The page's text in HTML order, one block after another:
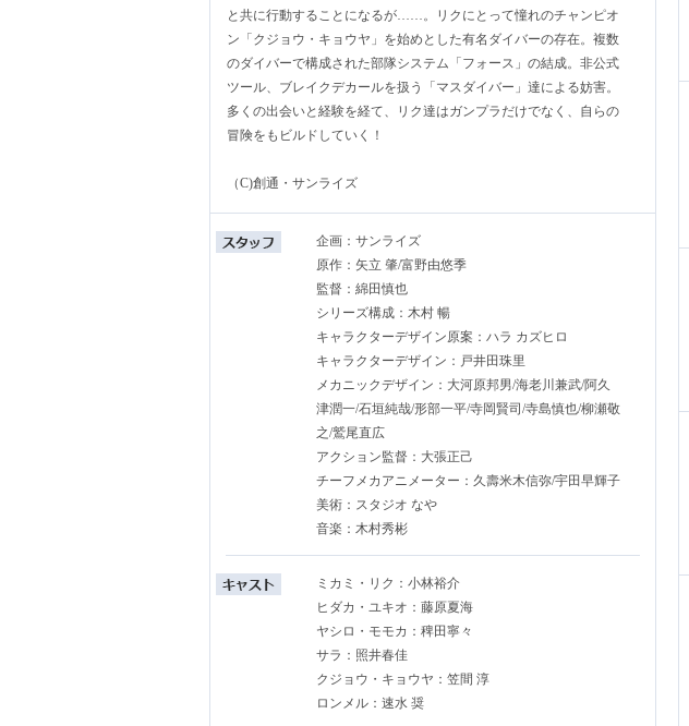
と共に行動することになるが……。リクにとって憧れのチャンピオ
ン「クジョウ・キョウヤ」を始めとした有名ダイバーの存在。複数
のダイバーで構成された部隊システム「フォース」の結成。非公式
ツール、ブレイクデカールを扱う「マスダイバー」達による妨害。
多くの出会いと経験を経て、リク達はガンプラだけでなく、自らの
冒険をもビルドしていく！
（C)創通・サンライズ
企画：サンライズ
原作：矢立 肇/富野由悠季
監督：綿田慎也
シリーズ構成：木村 暢
キャラクターデザイン原案：ハラ カズヒロ
キャラクターデザイン：戸井田珠里
メカニックデザイン：大河原邦男/海老川兼武/阿久
津潤一/石垣純哉/形部一平/寺岡賢司/寺島慎也/柳瀬敬
之/鷲尾直広
アクション監督：大張正己
チーフメカアニメーター：久壽米木信弥/宇田早輝子
美術：スタジオ なや
音楽：木村秀彬
ミカミ・リク：小林裕介
ヒダカ・ユキオ：藤原夏海
ヤシロ・モモカ：稗田寧々
サラ：照井春佳
クジョウ・キョウヤ：笠間 淳
ロンメル：速水 奨